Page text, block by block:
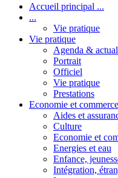
Accueil principal ...
...
Vie pratique
Vie pratique
Agenda &
Portrait
Officiel
Vie pratique
Prestations
Economie et
Aides et
Culture
Economie et
Energies et eau
Enfance,
Intégration,